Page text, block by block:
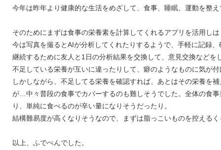
今年は昨年より健康的な生活をめざして、食事、睡眠、運動を整
そのためにまずは食事の栄養素を計算してくれるアプリを活用し
今は写真を撮るとAIが分析してくれたりするようで、手軽に記録
継続するために友人と1日の分析結果を交換して、意見交換などを
不足している栄養が互いに違ったりして、癖のようなものに気が
しかしながら、不足してる栄養を確認すれば、あとはその栄養を
が…中々普段の食事でカバーするのも難しそうでした。全体の食
り、単純に食べるのが辛い量になりそうだったり。
結構難易度が高くなりそうなので、まずは脂っこいものを控える
以上、ふでぺんでした。